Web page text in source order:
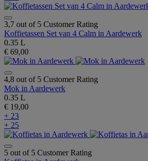
3,7 out of 5 Customer Rating
Koffietassen Set van 4 Calm in Aardewerk
0.35 L
€ 69,00
4,8 out of 5 Customer Rating
Mok in Aardewerk
0.35 L
€ 19,00
+ 23
+ 25
5 out of 5 Customer Rating